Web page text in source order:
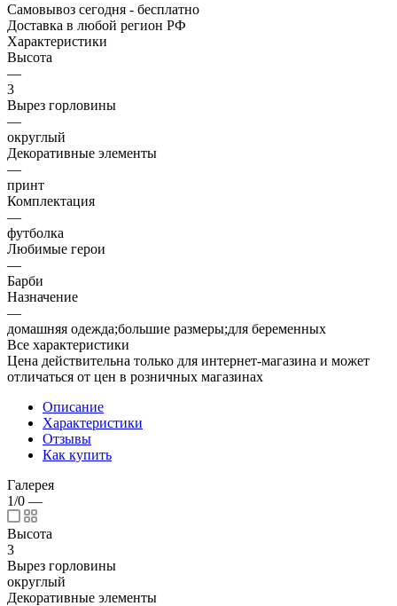
Самовывоз сегодня - бесплатно
Доставка в любой регион РФ
Характеристики
Высота
—
3
Вырез горловины
—
округлый
Декоративные элементы
—
принт
Комплектация
—
футболка
Любимые герои
—
Барби
Назначение
—
домашняя одежда;большие размеры;для беременных
Все характеристики
Цена действительна только для интернет-магазина и может
отличаться от цен в розничных магазинах
Описание
Характеристики
Отзывы
Как купить
Галерея
1/0 —
Высота
3
Вырез горловины
округлый
Декоративные элементы